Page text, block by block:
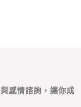
感情諮詢，讓你成